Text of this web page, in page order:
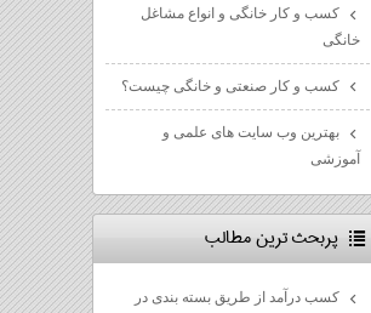
کسب و کار خانگی و انواع مشاغل
خانگی
کسب و کار صنعتی و خانگی چیست؟
بهترین وب سایت های علمی و
آموزشی
پربحث ترين مطالب
کسب درآمد از طریق بسته بندی در